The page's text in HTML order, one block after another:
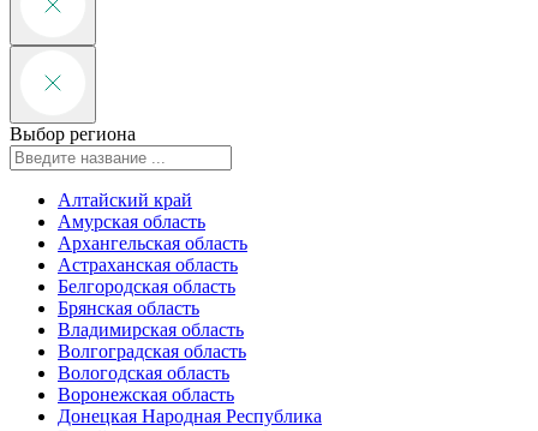
Выбор региона
Алтайский край
Амурская область
Архангельская область
Астраханская область
Белгородская область
Брянская область
Владимирская область
Волгоградская область
Вологодская область
Воронежская область
Донецкая Народная Республика